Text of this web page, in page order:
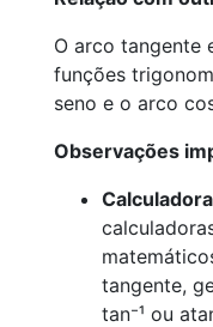
O arco tangente
funções
seno e o arco
Observações
tangente,
tan⁻¹ ou